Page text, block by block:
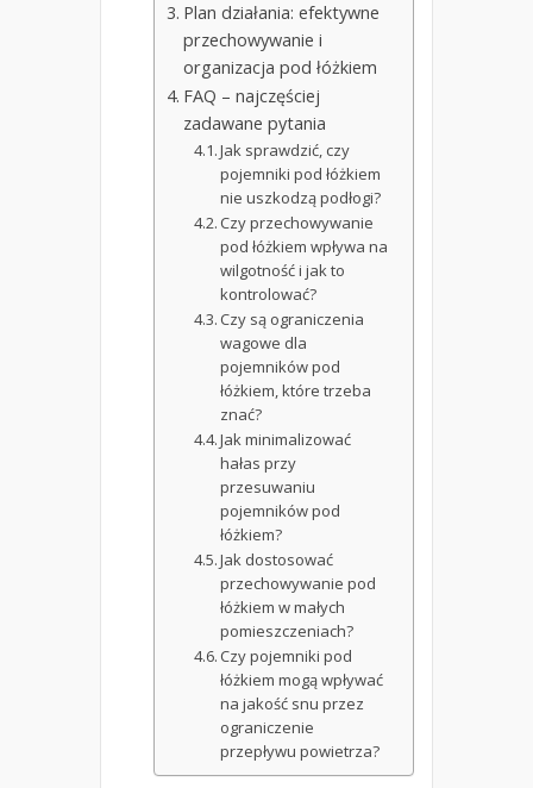
Plan działania: efektywne
przechowywanie i
organizacja pod łóżkiem
FAQ – najczęściej
zadawane pytania
Jak sprawdzić, czy
pojemniki pod łóżkiem
nie uszkodzą podłogi?
Czy przechowywanie
pod łóżkiem wpływa na
wilgotność i jak to
kontrolować?
Czy są ograniczenia
wagowe dla
pojemników pod
łóżkiem, które trzeba
znać?
Jak minimalizować
hałas przy
przesuwaniu
pojemników pod
łóżkiem?
Jak dostosować
przechowywanie pod
łóżkiem w małych
pomieszczeniach?
Czy pojemniki pod
łóżkiem mogą wpływać
na jakość snu przez
ograniczenie
przepływu powietrza?